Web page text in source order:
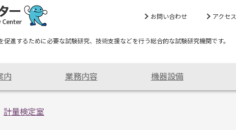
お問い合わせ アクセス
進するために必要な試験研究、技術支援などを行う総合的な試験研究機関です。
内 業務内容 機器設備
計量検定室